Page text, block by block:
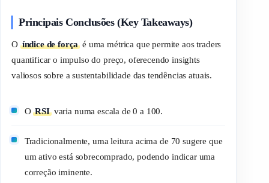
Principais Conclusões (Key Takeaways)
O índice de força é uma métrica que permite aostraders
quantificar o impulso do preço, oferecendoinsights
valiosos sobre a sustentabilidade das tendências atuais.
ORSIvaria numa escala de 0 a 100.
Tradicionalmente, uma leitura acima de 70 sugere que
um ativo está sobrecomprado, podendo indicar uma
correção iminente.